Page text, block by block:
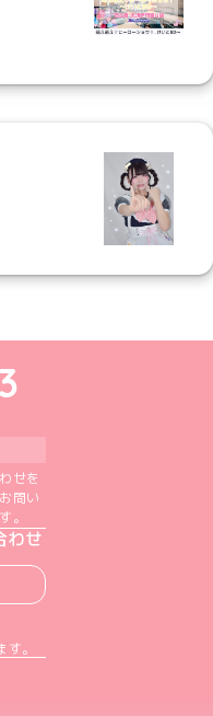
公式アカウント
X公式アカウント
みんInstagram公式アカウント
どりーみんFacebook公式アカウン
めいどりーみんYouTube公式アカ
せを
問い
。
わせ
。